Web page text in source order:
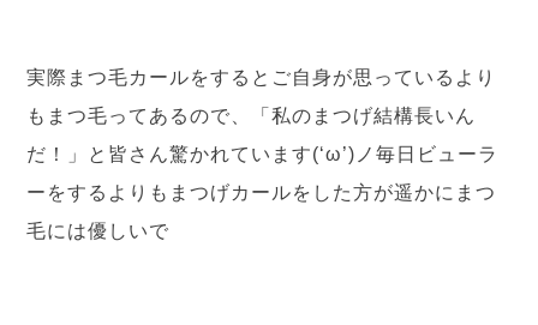
実際まつ毛カールをするとご自身が思っているより
もまつ毛ってあるので、「私のまつげ結構長いん
だ！」と皆さん驚かれています(‘ω’)ノ毎日ビューラ
ーをするよりもまつげカールをした方が遥かにまつ
毛には優しいで